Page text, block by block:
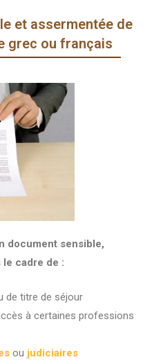
et assermentée de
grec ou français
document sensible,
cadre de :
de titre de séjour
à certaines professions
ou judiciaires